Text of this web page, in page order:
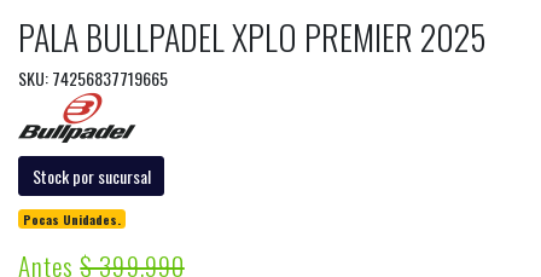
PALA BULLPADEL XPLO PREMIER 2025
SKU: 74256837719665
Stock por sucursal
Pocas Unidades.
Antes$ 399.990